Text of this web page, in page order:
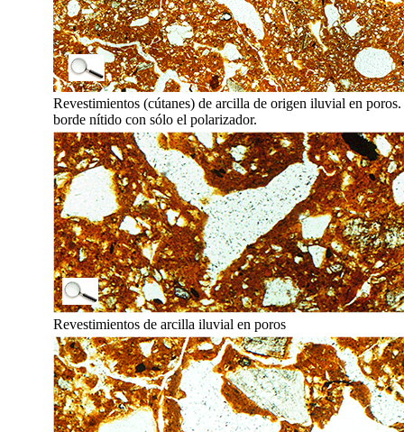
Revestimientos (cútanes) de arcilla de origen iluvial en
borde nítido con sólo el polarizador.
Revestimientos de arcilla iluvial en poros